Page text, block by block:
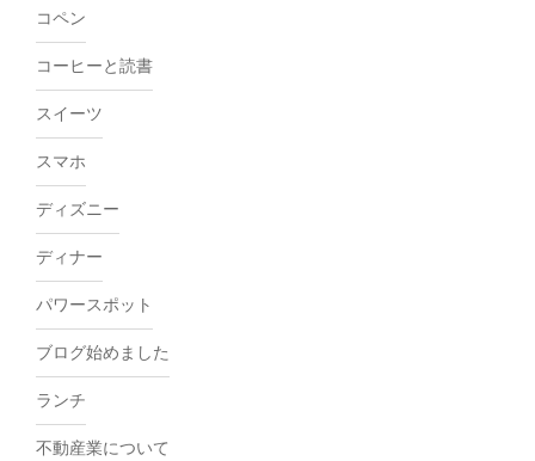
コペン
コーヒーと読書
スイーツ
スマホ
ディズニー
ディナー
パワースポット
ブログ始めました
ランチ
不動産業について